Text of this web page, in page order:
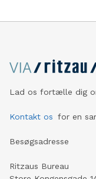
Lad os fortælle dig
Kontakt os for en
Besøgsadresse
Ritzaus Bureau